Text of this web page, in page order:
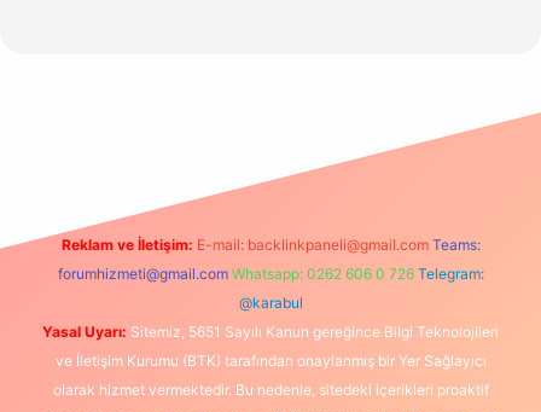
Reklam ve İletişim: E-mail: backlinkpaneli@gmail.com Teams:
forumhizmeti@gmail.com Whatsapp: 0262 606 0 726 Telegram:
@karabul
Yasal Uyarı: Sitemiz, 5651 Sayılı Kanun gereğince Bilgi Teknolojileri
ve İletişim Kurumu (BTK) tarafından onaylanmış bir Yer Sağlayıcı
olarak hizmet vermektedir. Bu nedenle, sitedeki içerikleri proaktif